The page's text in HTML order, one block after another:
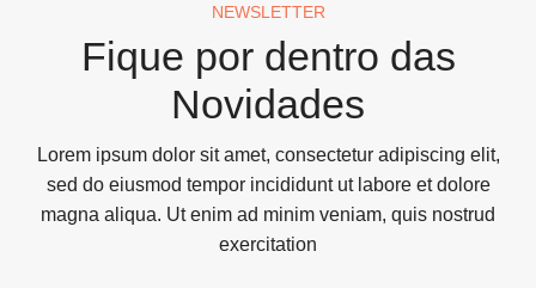
NEWSLETTER
Fique por dentro das
Novidades
Lorem ipsum dolor sit amet, consectetur adipiscing elit,
sed do eiusmod tempor incididunt ut labore et dolore
magna aliqua. Ut enim ad minim veniam, quis nostrud
exercitation